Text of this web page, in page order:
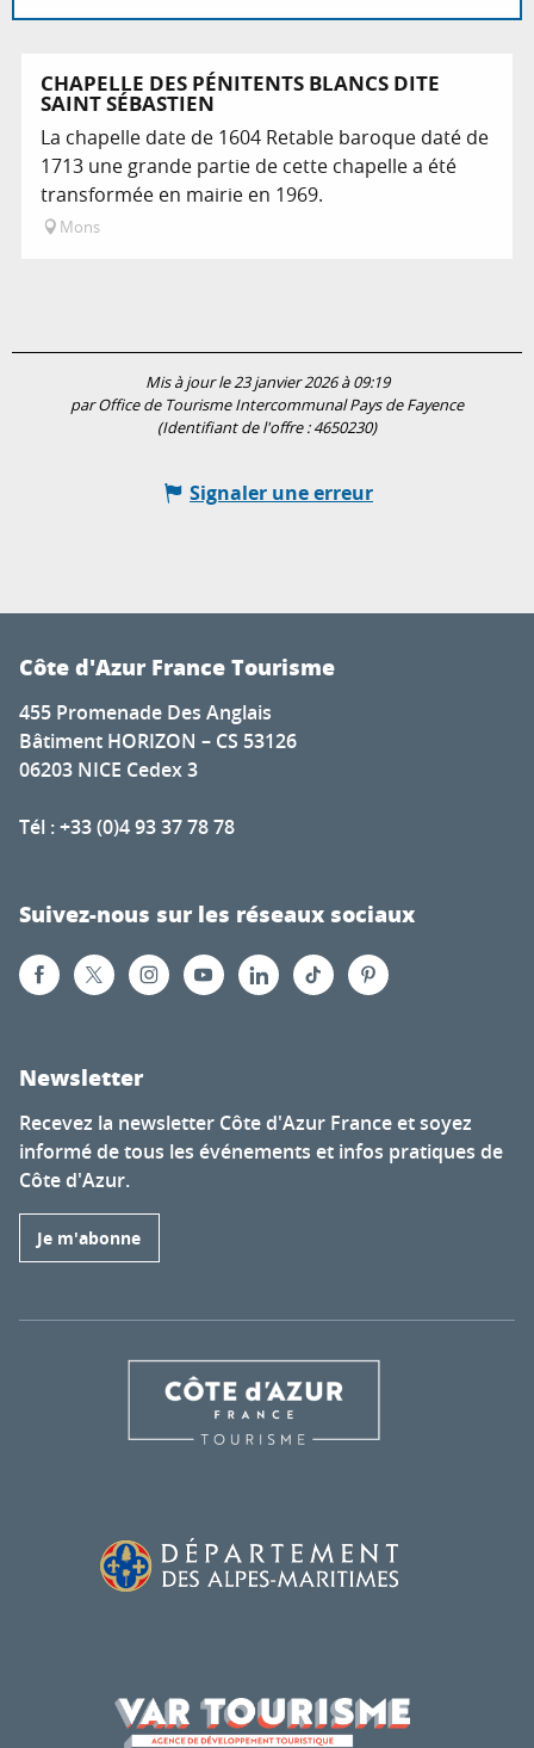
CHAPELLE DES PÉNITENTS BLANCS DITE
SAINT SÉBASTIEN
La chapelle date de 1604 Retable baroque daté de
1713 une grande partie de cette chapelle a été
transformée en mairie en 1969.
Mons
Mis à jour le 23 janvier 2026 à 09:19
par Office de Tourisme Intercommunal Pays de Fayence
(Identifiant de l'offre :4650230)
Signaler une erreur
Côte d'Azur France Tourisme
455 Promenade Des Anglais
Bâtiment HORIZON – CS 53126
06203 NICE Cedex 3
Tél : +33 (0)4 93 37 78 78
Suivez-nous sur les réseaux sociaux
Newsletter
Recevez la newsletter Côte d'Azur France et soyez
informé de tous les événements et infos pratiques de
Côte d'Azur.
Je m'abonne